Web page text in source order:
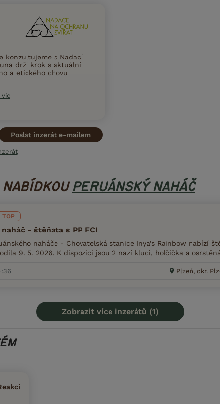
konzultujeme s Nadací
drží krok s aktuální
a etického chovu
víc
Poslat inzerát e-mailem
PERUÁNSKÝ NAHÁČ
TOP
- štěňata s PP FCI
naháče - Chovatelská stanice Inya's Rainbow nabízí
9. 5. 2026. K dispozici jsou 2 nazí kluci, holčička a
Plzeň, okr.
Zobrazit více inzerátů (1)